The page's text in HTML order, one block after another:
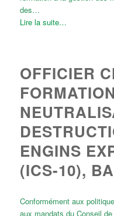
des…
Lire la suite…
OFFICIER
ENGINS
(ICS-10),
Conformément aux
aux mandats du Conseil